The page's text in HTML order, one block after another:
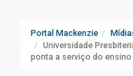
Portal Mackenzie
Universidade
ponta a serviço do ensino